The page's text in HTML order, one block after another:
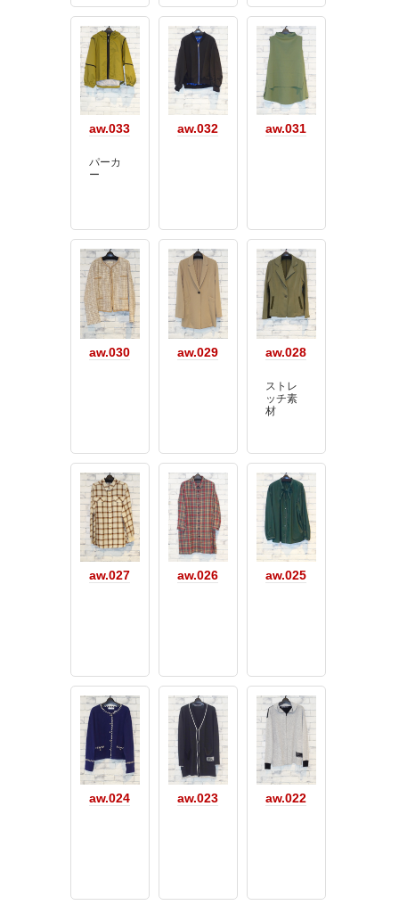
aw.033
パーカ
ー
aw.032 aw.031
aw.030 aw.029 aw.028
ストレ
ッチ素
材
aw.027 aw.026 aw.025
aw.024 aw.023 aw.022